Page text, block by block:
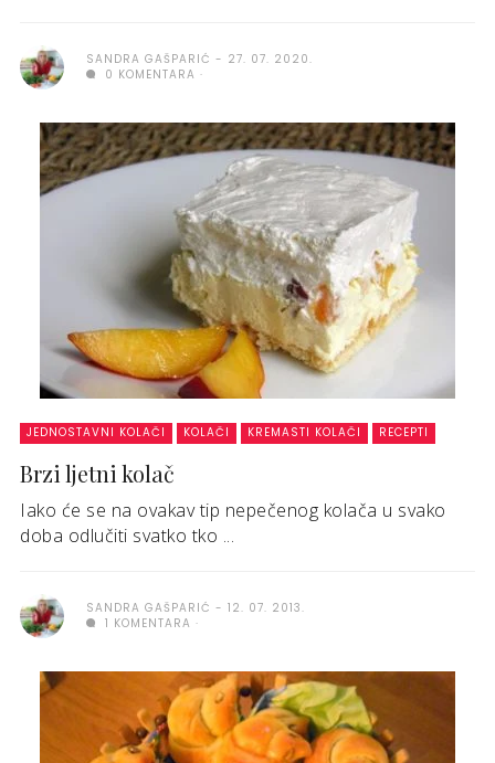
SANDRA GAŠPARIĆ
27. 07. 2020.
0 KOMENTARA
JEDNOSTAVNI KOLAČI KOLAČI KREMASTI KOLAČI RECEPTI
Brzi ljetni kolač
Iako će se na ovakav tip nepečenog kolača u svako
doba odlučiti svatko tko ...
SANDRA GAŠPARIĆ
12. 07. 2013.
1 KOMENTARA